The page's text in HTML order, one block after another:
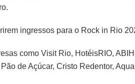
ingressos para o Rock in Rio
como Visit Rio, HotéisRIO,
de Açúcar, Cristo Redentor,